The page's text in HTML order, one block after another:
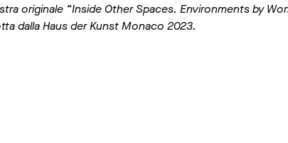
originale “Inside Other Spaces. Environments by
dalla Haus der Kunst Monaco 2023.